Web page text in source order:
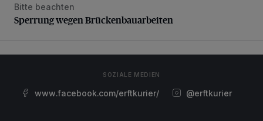
Sperrung wegen Brückenbauarbeiten
Bitte beachten
Sperrung wegen Brückenbauarbeiten
SOZIALE MEDIEN
www.facebook.com/erftkurier/ @erftkurier